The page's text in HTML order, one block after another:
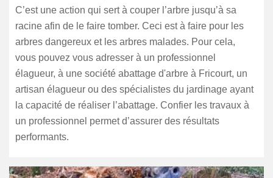
C’est une action qui sert à couper l’arbre jusqu’à sa
racine afin de le faire tomber. Ceci est à faire pour les
arbres dangereux et les arbres malades. Pour cela,
vous pouvez vous adresser à un professionnel
élagueur, à une société abattage d'arbre à Fricourt, un
artisan élagueur ou des spécialistes du jardinage ayant
la capacité de réaliser l’abattage. Confier les travaux à
un professionnel permet d’assurer des résultats
performants.